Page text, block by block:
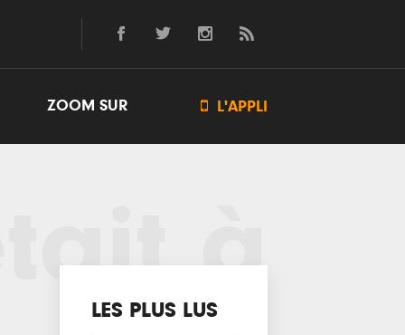
ZOOM SUR  L'APPLI
à
LES PLUS LUS